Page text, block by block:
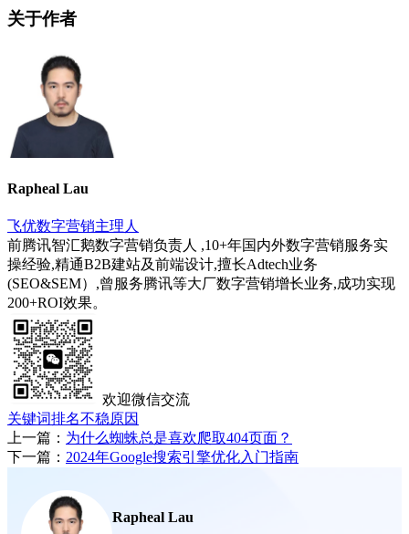
关于作者
Rapheal Lau
飞优数字营销主理人
前腾讯智汇鹅数字营销负责人 ,10+年国内外数字营销服务实
操经验,精通B2B建站及前端设计,擅长Adtech业务
(SEO&SEM）,曾服务腾讯等大厂数字营销增长业务,成功实现
200+ROI效果。
欢迎微信交流
关键词排名不稳原因
上一篇： 为什么蜘蛛总是喜欢爬取404页面？
下一篇： 2024年Google搜索引擎优化入门指南
Rapheal Lau